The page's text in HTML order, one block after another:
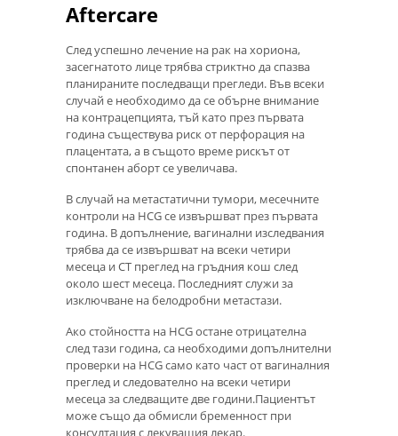
Aftercare
След успешно лечение на рак на хориона,
засегнатото лице трябва стриктно да спазва
планираните последващи прегледи. Във всеки
случай е необходимо да се обърне внимание
на контрацепцията, тъй като през първата
година съществува риск от перфорация на
плацентата, а в същото време рискът от
спонтанен аборт се увеличава.
В случай на метастатични тумори, месечните
контроли на HCG се извършват през първата
година. В допълнение, вагинални изследвания
трябва да се извършват на всеки четири
месеца и CT преглед на гръдния кош след
около шест месеца. Последният служи за
изключване на белодробни метастази.
Ако стойността на HCG остане отрицателна
след тази година, са необходими допълнителни
проверки на HCG само като част от вагиналния
преглед и следователно на всеки четири
месеца за следващите две години.Пациентът
може също да обмисли бременност при
консултация с лекуващия лекар.